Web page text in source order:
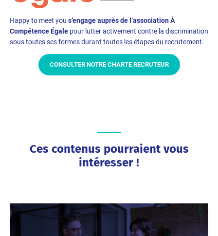
Happy to meet you s’engage auprès de l’association À
Compétence Égale pour lutter activement contre la discrimination
sous toutes ses formes durant toutes les étapes du recrutement.
CONSULTER NOTRE CHARTE RECRUTEUR
Ces contenus pourraient vous
intéresser !